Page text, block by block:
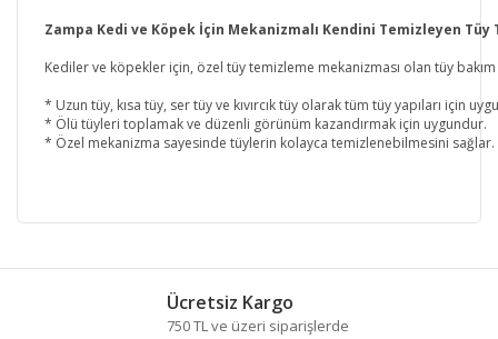
Zampa Kedi ve Köpek İçin Mekanizmalı Kendini Temizleyen Tüy
Kediler ve köpekler için, özel tüy temizleme mekanizması olan tüy bakım
* Uzun tüy, kısa tüy, ser tüy ve kıvırcık tüy olarak tüm tüy yapıları için
* Ölü tüyleri toplamak ve düzenli görünüm kazandırmak için uygundur.
* Özel mekanizma sayesinde tüylerin kolayca temizlenebilmesini sağlar.
Bu ürüne ilk yorumu siz yapın!
formunu kullanarak tarafımıza iletebilirsiniz.
Görüş ve önerileriniz için teşekkür ederiz.
Ücretsiz Kargo
750 TL ve üzeri siparişlerde